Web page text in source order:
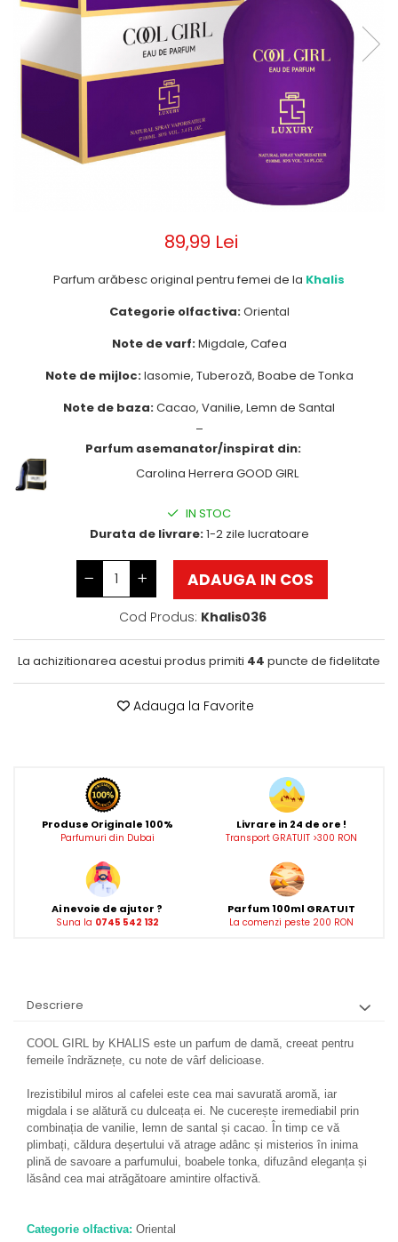
Parfumuri de ZI
Parfumuri de SEARA
Parfumuri de VARA
Parfumuri de IARNA
Frederic Patric
French Avenue
Grandeur Elite
Khalis
Lattafa
Montage Brands
Zirconia
89,99 Lei
Parfum arăbesc original pentru femei de la Khalis
Categorie olfactiva:Oriental
Note de varf:Migdale, Cafea
Note de mijloc:Iasomie, Tuberoză, Boabe de Tonka
Note de baza:Cacao, Vanilie, Lemn de Santal
Parfum asemanator/inspirat din:
Carolina Herrera GOOD GIRL
IN STOC
Durata de livrare:1-2 zile lucratoare
ADAUGA IN COS
Cod Produs: Khalis036
La achizitionarea acestui produs primiti 44 puncte de fidelitate
Adauga la Favorite
Produse Originale 100%
Parfumuri din Dubai
Livrare in 24 de ore !
Transport GRATUIT >300 RON
Ai nevoie de ajutor ?
Suna la 0745 542 132
Parfum 100ml GRATUIT
La comenzi peste 200 RON
Descriere
COOL GIRL by KHALIS este un parfum de damă, creeat pentru
femeile îndrăznețe, cu note de vârf delicioase.
Irezistibilul miros al cafelei este cea mai savurată aromă, iar
migdala i se alătură cu dulceața ei. Ne cucerește iremediabil prin
combinația de vanilie, lemn de santal și cacao. În timp ce vă
plimbați, căldura deșertului vă atrage adânc și misterios în inima
plină de savoare a parfumului, boabele tonka, difuzând eleganța și
lăsând cea mai atrăgătoare amintire olfactivă.
Categorie olfactiva: Oriental